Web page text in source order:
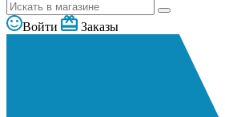
Войти Заказы